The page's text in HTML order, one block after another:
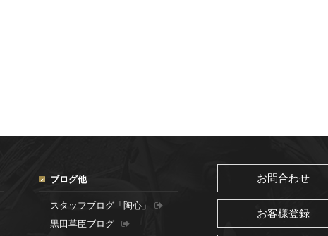
ブログ他
スタッフブログ「陶心」
黒田草臣ブログ
お問合わせ
お客様登録